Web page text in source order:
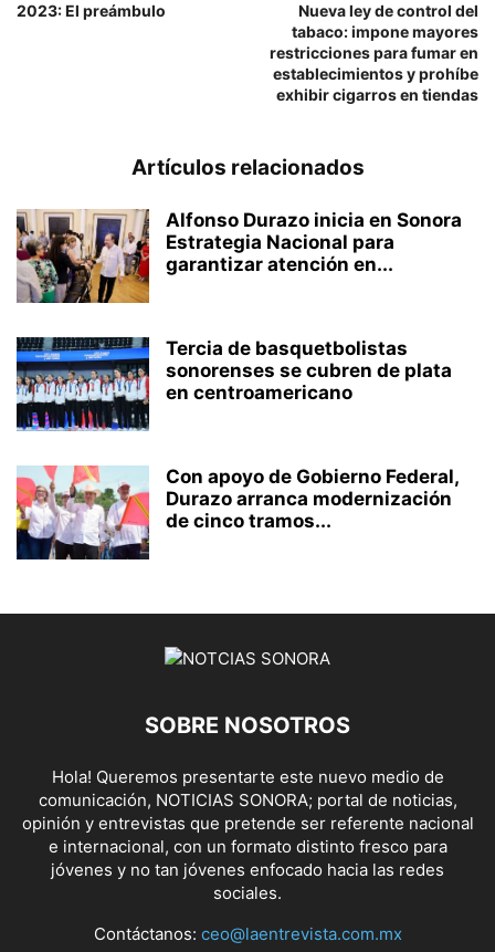
2023: El preámbulo
Nueva ley de control del
tabaco: impone mayores
restricciones para fumar en
establecimientos y prohíbe
exhibir cigarros en tiendas
Artículos relacionados
Alfonso Durazo inicia en Sonora
Estrategia Nacional para
garantizar atención en...
Tercia de basquetbolistas
sonorenses se cubren de plata
en centroamericano
Con apoyo de Gobierno Federal,
Durazo arranca modernización
de cinco tramos...
SOBRE NOSOTROS
Hola! Queremos presentarte este nuevo medio de
comunicación, NOTICIAS SONORA; portal de noticias,
opinión y entrevistas que pretende ser referente nacional
e internacional, con un formato distinto fresco para
jóvenes y no tan jóvenes enfocado hacia las redes
sociales.
Contáctanos: ceo@laentrevista.com.mx